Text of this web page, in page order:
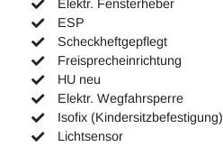
Elektr. Fensterheber
ESP
Scheckheftgepflegt
Freisprecheinrichtung
HU neu
Elektr. Wegfahrsperre
Isofix (Kindersitzbefestigung)
Lichtsensor